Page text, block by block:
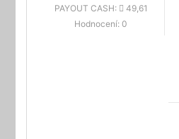
PAYOUT CASH:
49,61
Hodnocení: 0